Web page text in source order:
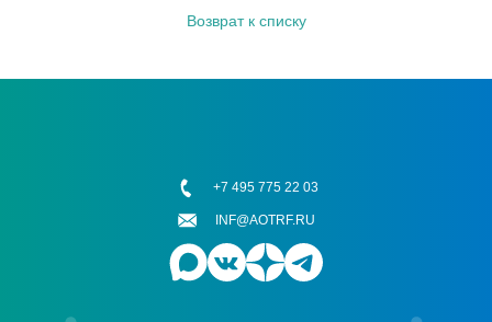
Возврат к списку
+7 495 775 22 03
INF@AOTRF.RU